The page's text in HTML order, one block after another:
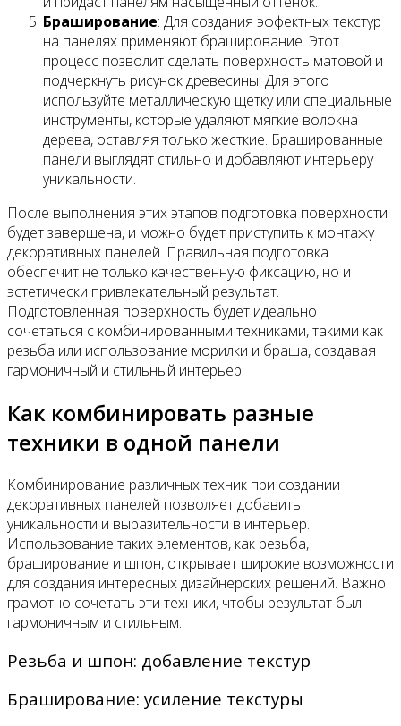
Браширование: Для создания эффектных текстур
на панелях применяют браширование. Этот
процесс позволит сделать поверхность матовой и
подчеркнуть рисунок древесины. Для этого
используйте металлическую щетку или специальные
инструменты, которые удаляют мягкие волокна
дерева, оставляя только жесткие. Брашированные
панели выглядят стильно и добавляют интерьеру
уникальности.
После выполнения этих этапов подготовка поверхности
будет завершена, и можно будет приступить к монтажу
декоративных панелей. Правильная подготовка
обеспечит не только качественную фиксацию, но и
эстетически привлекательный результат.
Подготовленная поверхность будет идеально
сочетаться с комбинированными техниками, такими как
резьба или использование морилки и браша, создавая
гармоничный и стильный интерьер.
Как комбинировать разные
техники в одной панели
Комбинирование различных техник при создании
декоративных панелей позволяет добавить
уникальности и выразительности в интерьер.
Использование таких элементов, как резьба,
браширование и шпон, открывает широкие возможности
для создания интересных дизайнерских решений. Важно
грамотно сочетать эти техники, чтобы результат был
гармоничным и стильным.
Резьба и шпон: добавление текстур
Браширование: усиление текстуры